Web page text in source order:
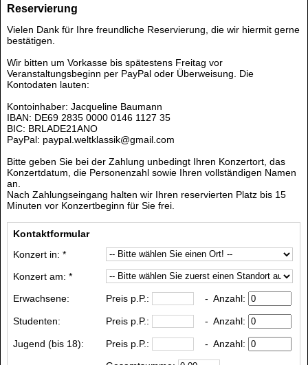
Reservierung
Vielen Dank für Ihre freundliche Reservierung, die wir hiermit gerne
bestätigen.
Wir bitten um Vorkasse bis spätestens Freitag vor
Veranstaltungsbeginn per PayPal oder Überweisung. Die
Kontodaten lauten:
Kontoinhaber: Jacqueline Baumann
IBAN: DE69 2835 0000 0146 1127 35
BIC: BRLADE21ANO
PayPal: paypal.weltklassik@gmail.com
Bitte geben Sie bei der Zahlung unbedingt Ihren Konzertort, das
Konzertdatum, die Personenzahl sowie Ihren vollständigen Namen
an.
Nach Zahlungseingang halten wir Ihren reservierten Platz bis 15
Minuten vor Konzertbeginn für Sie frei.
Kontaktformular
Konzert in: *
Konzert am: *
Erwachsene:
Preis p.P.: - Anzahl:
Studenten: Preis p.P.: - Anzahl:
Jugend (bis 18): Preis p.P.:
- Anzahl: